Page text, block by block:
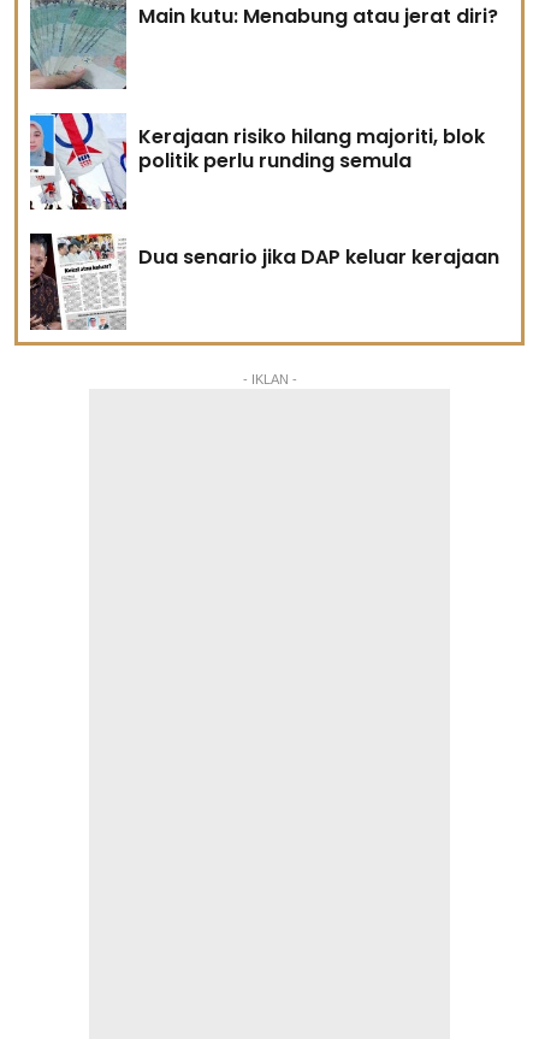
Main kutu: Menabung atau jerat diri?
Kerajaan risiko hilang majoriti, blok
politik perlu runding semula
Dua senario jika DAP keluar kerajaan
- IKLAN -